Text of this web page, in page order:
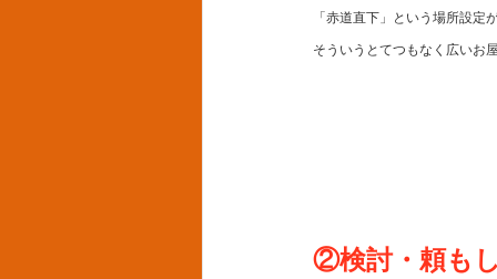
「赤道直下」という場所設定
そういうとてつもなく広いお
②検討・頼も